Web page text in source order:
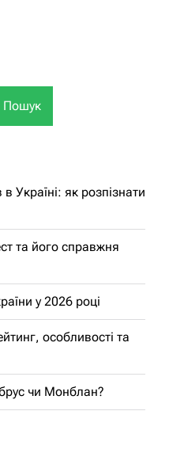
Пошук
Україні: як розпізнати
та його справжня
у 2026 році
особливості та
чи Монблан?